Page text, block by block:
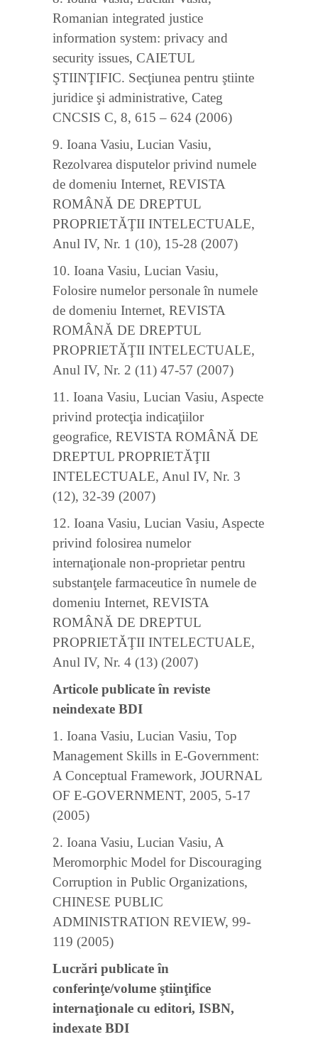
Romanian integrated justice
information system: privacy and
security issues, CAIETUL
ŞTIINŢIFIC. Secţiunea pentru ştiinte
juridice şi administrative, Categ
CNCSIS C, 8, 615 – 624 (2006)
9. Ioana Vasiu, Lucian Vasiu,
Rezolvarea disputelor privind numele
de domeniu Internet, REVISTA
ROMÂNĂ DE DREPTUL
PROPRIETĂŢII INTELECTUALE,
Anul IV, Nr. 1 (10), 15-28 (2007)
10. Ioana Vasiu, Lucian Vasiu,
Folosire numelor personale în numele
de domeniu Internet, REVISTA
ROMÂNĂ DE DREPTUL
PROPRIETĂŢII INTELECTUALE,
Anul IV, Nr. 2 (11) 47-57 (2007)
11. Ioana Vasiu, Lucian Vasiu, Aspecte
privind protecţia indicaţiilor
geografice, REVISTA ROMÂNĂ DE
DREPTUL PROPRIETĂŢII
INTELECTUALE, Anul IV, Nr. 3
(12), 32-39 (2007)
12. Ioana Vasiu, Lucian Vasiu, Aspecte
privind folosirea numelor
internaţionale non-proprietar pentru
substanţele farmaceutice în numele de
domeniu Internet, REVISTA
ROMÂNĂ DE DREPTUL
PROPRIETĂŢII INTELECTUALE,
Anul IV, Nr. 4 (13) (2007)
Articole publicate în reviste
neindexate BDI
1. Ioana Vasiu, Lucian Vasiu, Top
Management Skills in E-Government:
A Conceptual Framework, JOURNAL
OF E-GOVERNMENT, 2005, 5-17
(2005)
2. Ioana Vasiu, Lucian Vasiu, A
Meromorphic Model for Discouraging
Corruption in Public Organizations,
CHINESE PUBLIC
ADMINISTRATION REVIEW, 99-
119 (2005)
Lucrări publicate în
conferinţe/volume ştiinţifice
internaţionale cu editori, ISBN,
indexate BDI